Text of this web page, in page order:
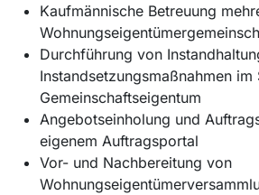
Kaufmännische Betreuung
Durchführung von
Instandsetzungsmaßnahmen im
Gemeinschaftseigentum
Angebotseinholung und
eigenem Auftragsportal
Vor- und Nachbereitung von